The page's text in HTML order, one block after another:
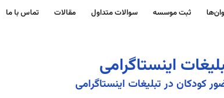
ثبت موسسه سوالات متداول مقالات تماس با ما
اینستاگرامی
کودکان در تبلیغات اینستاگرامی